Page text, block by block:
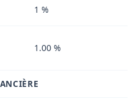
1 %
1.00 %